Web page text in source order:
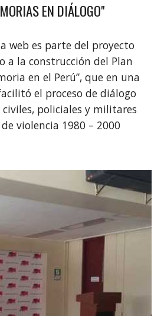
EN DIÁLOGO"
web es parte del proyecto
a la construcción del Plan
en el Perú”, que en una
el proceso de diálogo
policiales y militares
violencia 1980 – 2000